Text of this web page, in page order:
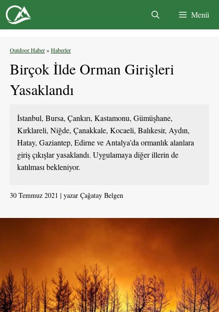
İçeriğe
atla
Menü
Outdoor Haber»Haberler
Birçok İlde Orman Girişleri
Yasaklandı
İstanbul, Bursa, Çankırı, Kastamonu, Gümüşhane,
Kırklareli, Niğde, Çanakkale, Kocaeli, Balıkesir, Aydın,
Hatay, Gaziantep, Edirne ve Antalya’da ormanlık alanlara
giriş çıkışlar yasaklandı. Uygulamaya diğer illerin de
katılması bekleniyor.
30 Temmuz 2021 yazar Çağatay Belgen